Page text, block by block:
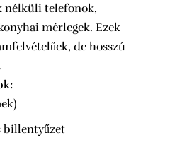
nélküli telefonok,
mérlegek. Ezek
de hosszú
billentyűzet